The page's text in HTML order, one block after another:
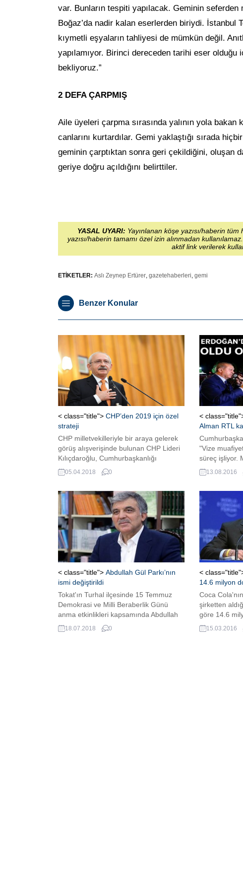
var. Bunların tespiti yapılacak. Geminin
Boğaz’da nadir kalan eserlerden biriydi. İstanbul
kıymetli eşyaların tahliyesi de mümkün değil.
yapılamıyor. Birinci dereceden tarihi eser olduğu
bekliyoruz.”
2 DEFA ÇARPMIŞ
Aile üyeleri çarpma sırasında yalının yola bakan
canlarını kurtardılar. Gemi yaklaştığı sırada
geminin çarptıktan sonra geri çekildiğini, oluşan
geriye doğru açıldığını belirttiler.
YASAL UYARI: Yayınlanan köşe yazısı/haberin
yazısı/haberin tamamı özel izin alınmadan
aktif link verilerek
ETİKETLER: Aslı Zeynep Ertürer, gazetehaberleri, gemi
Benzer Konular
< class="title"> CHP’den 2019 için özel
strateji
CHP milletvekilleriyle bir araya gelerek
görüş alışverişinde bulunan CHP Lideri
Kılıçdaroğlu, Cumhurbaşkanlığı
seçimlerini kazanmak için özel bir
strateji izlediklerini söyledi, “ittifak”a
değil ilkeler üzerinden görüşme
yapıyoruz” bilgisini verdi
05.04.2018 0
<
Alman RTL
"Vize
süreç işliyor.
Avrupa
zamanlı
bakmasınlar
dedi.
13.08.2016
< class="title"> Abdullah Gül Parkı’nın
ismi değiştirildi
Tokat'ın Turhal ilçesinde 15 Temmuz
Demokrasi ve Milli Beraberlik Günü
anma etkinlikleri kapsamında Abdullah
Gül Parkı'nın adı '15 Temmuz Şehitler
Parkı' olarak değiştirildi.
18.07.2018 0
<
14.6 milyon
Coca
şirketten
göre 14.6
15.03.2016